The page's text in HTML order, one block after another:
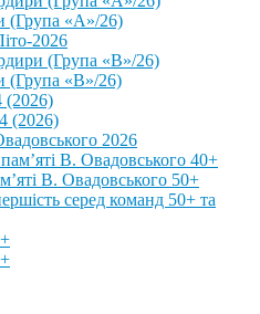
(Група «А»/26)
2026
(Група «В»/26)
(Група «В»/26)
(2026)
(2026)
2026
В. Овадовського 40+
В. Овадовського 50+
серед команд 50+ та